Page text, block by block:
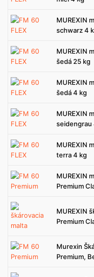
MUREXIN
schwarz 4
MUREXIN
šedá 25 kg
MUREXIN
šedá 4 kg
MUREXIN
seidengrau
MUREXIN
terra 4 kg
MUREXIN
Premium
MUREXIN
Premium
Murexin
Premium,